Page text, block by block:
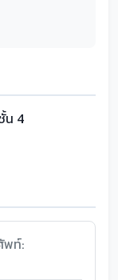
น 4
พท์: